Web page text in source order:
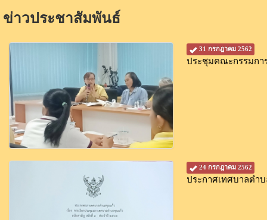
ข่าวประชาสัมพันธ์
31 กรกฎาคม 2562
ประชุมคณะกรรมกา
24 กรกฎาคม 2562
ประกาศเทศบาลตำ